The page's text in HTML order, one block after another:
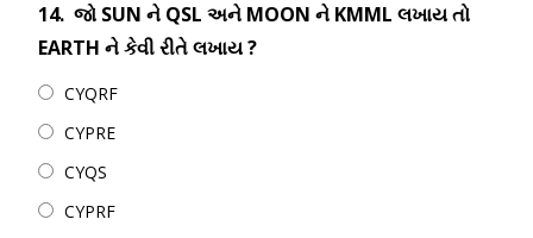
14. જો SUN ને QSL અને MOON ને KMML લખાય તો
EARTH ને કેવી રીતે લખાય ?
CYQRF
CYPRE
CYQS
CYPRF